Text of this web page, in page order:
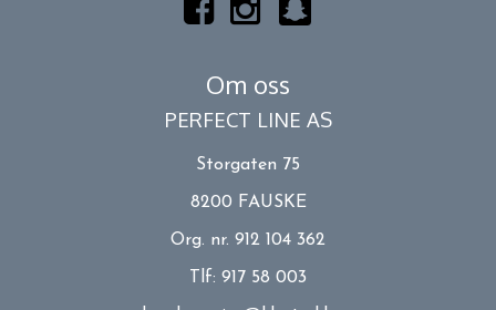
Om oss
PERFECT LINE AS
Storgaten 75
8200 FAUSKE
Org. nr. 912 104 362
Tlf: 917 58 003